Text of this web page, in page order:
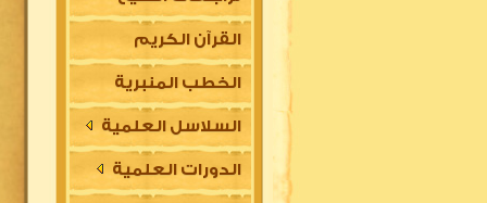
القرآن الكريم
الخطب المنبرية
السلاسل العلمية
الدورات العلمية